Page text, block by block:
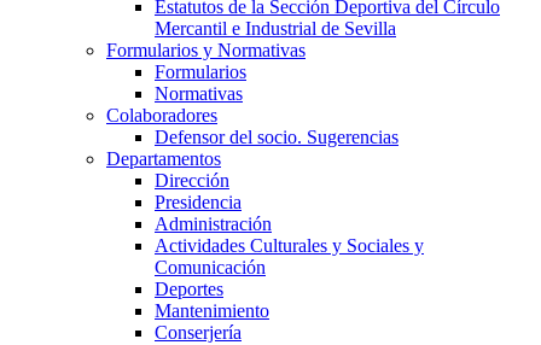
Estatutos de la Sección Deportiva del Círculo
Mercantil e Industrial de Sevilla
Formularios y Normativas
Formularios
Normativas
Colaboradores
Defensor del socio. Sugerencias
Departamentos
Dirección
Presidencia
Administración
Actividades Culturales y Sociales y
Comunicación
Deportes
Mantenimiento
Conserjería